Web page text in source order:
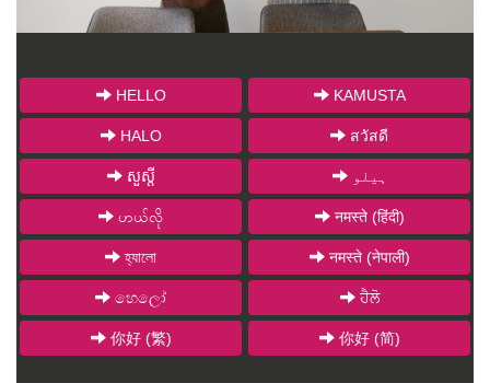
HELLO KAMUSTA
HALO สวัสดี
សួស្តី ہیلو
ဟယ်လို नमस्ते (हिंदी)
হ্যালো नमस्ते (नेपाली)
හෙලෝ ਹੈਲੋ
你好 (繁) 你好 (简)